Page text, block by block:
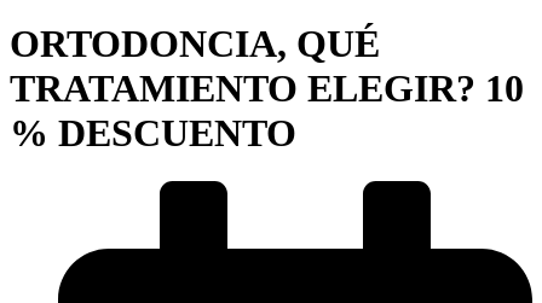
ORTODONCIA, QUÉ
TRATAMIENTO ELEGIR? 10
% DESCUENTO